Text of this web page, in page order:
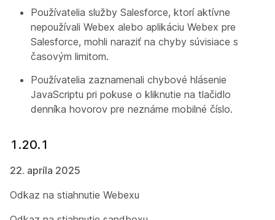
Používatelia služby Salesforce, ktorí aktívne
nepoužívali Webex alebo aplikáciu Webex pre
Salesforce, mohli naraziť na chyby súvisiace s
časovým limitom.
Používatelia zaznamenali chybové hlásenie
JavaScriptu pri pokuse o kliknutie na tlačidlo
denníka hovorov pre neznáme mobilné číslo.
1.20.1
22. apríla 2025
Odkaz na stiahnutie Webexu